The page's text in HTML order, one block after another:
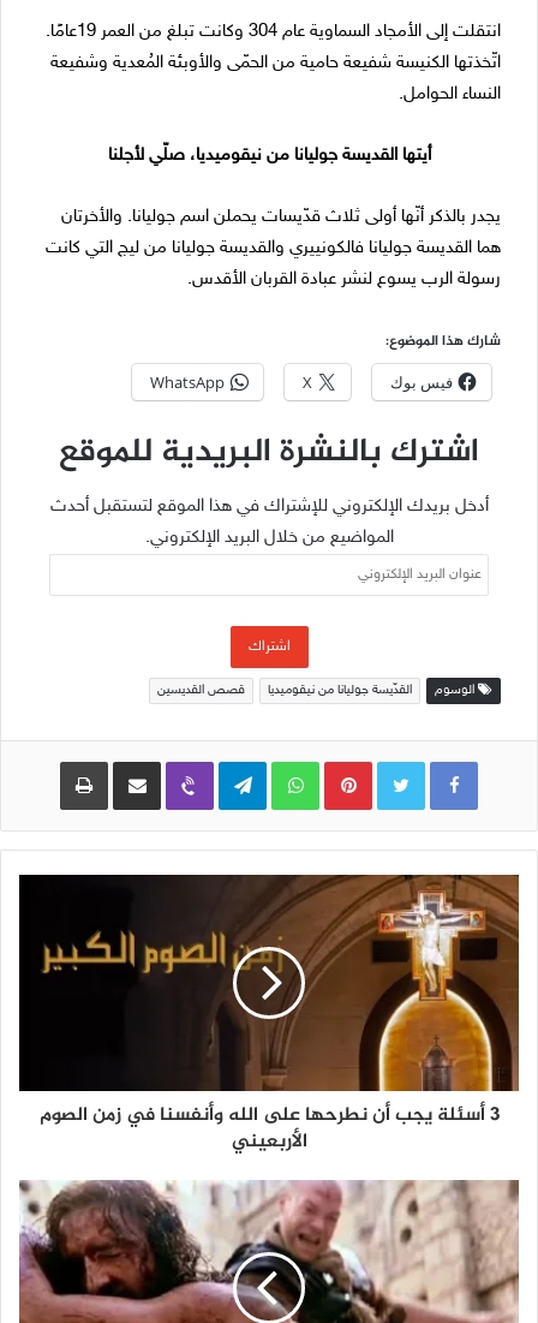
انتقلت إلى الأمجاد السماوية عام 304
وكانت تبلغ من العمر 19عامًا.
اتّخذتها الكنيسة شفيعة حامية من الحمّى والأوبئة المُعدية وشفيعة
النساء الحوامل.
أيتها القديسة جوليانا من نيقوميديا، صلّي لأجلنا
يجدر بالذكر أنّها أولى ثلاث قدّيسات يحملن اسم جوليانا. والأخرتان
هما القديسة جوليانا فالكونييري والقديسة جوليانا من ليج التي كانت
رسولة الرب يسوع لنشر عبادة القربان الأقدس.
شارك هذا الموضوع:
فيس بوك X
WhatsApp
اشترك بالنشرة البريدية للموقع
أدخل بريدك الإلكتروني للإشتراك في هذا الموقع لتستقبل أحدث
المواضيع من خلال البريد الإلكتروني.
عنوان
البريد
اشتراك
الوسوم القدّيسة جوليانا من نيقوميديا قصص القديسين
Pinterest
WhatsApp
Telegram
Viber مشاركة عبر البريد طباعة
3 أسئلة يجب أن نطرحها على الله وأنفسنا في زمن الصوم
الأربعيني